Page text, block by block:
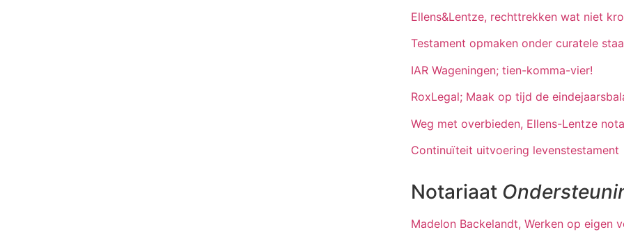
Ellens&Lentze, rechttrekken wat niet
Testament opmaken onder curatele
IAR Wageningen; tien-komma-vier!
RoxLegal; Maak op tijd de
Weg met overbieden, Ellens-Lentze
Continuïteit uitvoering levenstestament
Notariaat
Madelon Backelandt, Werken op eigen